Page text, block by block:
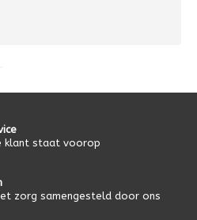
klant staat voorop
zorg samengesteld door ons